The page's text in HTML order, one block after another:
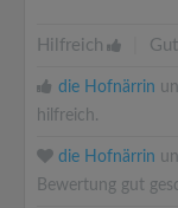
Hilfreich
die Hofnärrin
hilfreich.
die Hofnärrin
Bewertung gut